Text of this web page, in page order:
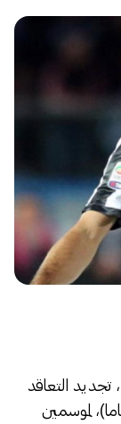
تجديد التعاقد
فريقه لكرة القدم، أندريا بيرلو (35 عاما)، لموسمين